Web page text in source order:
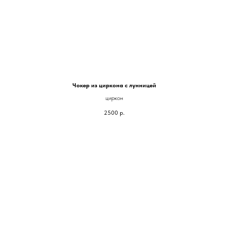
Чокер из циркона с лунницей
циркон
2500 р.